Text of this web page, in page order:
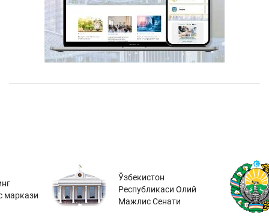
маркази
Ўзбекистон
Республикаси Олий
Мажлис Сенати